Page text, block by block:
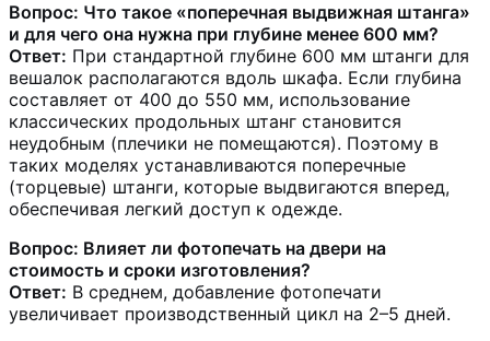
Вопрос: Что такое «поперечная выдвижная штанга»
и для чего она нужна при глубине менее 600 мм?
Ответ: При стандартной глубине 600 мм штанги для
вешалок располагаются вдоль шкафа. Если глубина
составляет от 400 до 550 мм, использование
классических продольных штанг становится
неудобным (плечики не помещаются). Поэтому в
таких моделях устанавливаются поперечные
(торцевые) штанги, которые выдвигаются вперед,
обеспечивая легкий доступ к одежде.
Вопрос: Влияет ли фотопечать на двери на
стоимость и сроки изготовления?
Ответ: В среднем, добавление фотопечати
увеличивает производственный цикл на 2–5 дней.